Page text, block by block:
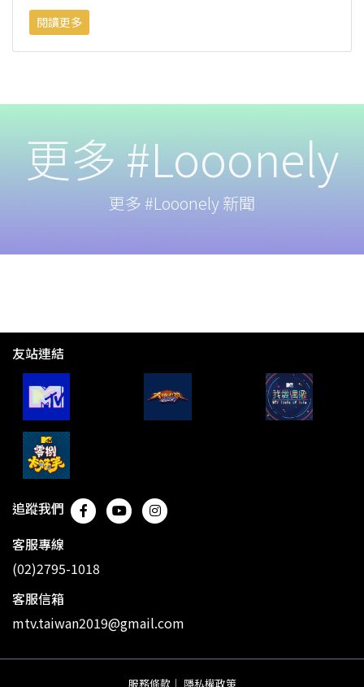
閱讀更多
更多 #Looonely
更多 #Looonely 新聞
友站連結
追蹤我們
客服專線
(02)2795-1018
客服信箱
mtv.taiwan2019@gmail.com
服務條款 ｜ 隱私權政策